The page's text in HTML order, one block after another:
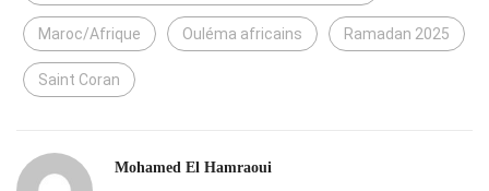
Maroc/Afrique Ouléma africains Ramadan 2025
Saint Coran
Mohamed El Hamraoui